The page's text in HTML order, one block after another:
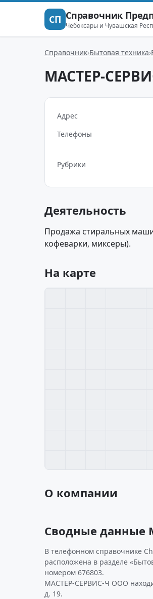
СП Справочник
Чебоксары и Чувашская
Справочник Бытовая техника
МАСТЕР-
Адрес
Телефоны
Рубрики
Деятельность
Продажа стиральных
кофеварки, миксеры).
На карте
О компании
Сводные данные
В телефонном справочнике
расположена в разделе
номером 676803.
МАСТЕР-СЕРВИС-Ч ООО
д. 19.